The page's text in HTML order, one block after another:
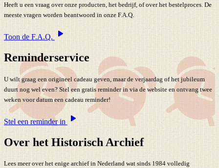
Heeft u een vraag over onze producten, het bedrijf, of over het bestelproces. De
meeste vragen worden beantwoord in onze F.A.Q.
Toon de F.A.Q.
Reminderservice
U wilt graag een origineel cadeau geven, maar de verjaardag of het jubileum
duurt nog wel even? Stel een gratis reminder in via de website en ontvang twee
weken voor datum een cadeau reminder!
Stel een reminder in
Over het Historisch Archief
Lees meer over het enige archief in Nederland wat sinds 1984 volledig